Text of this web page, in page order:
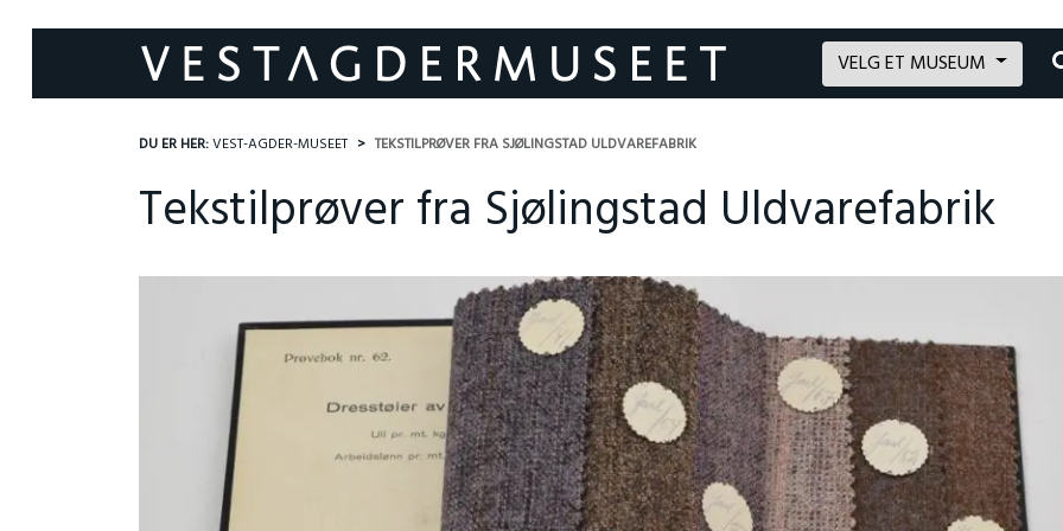
VELG ET MUSEUM
DU ER HER:VEST-AGDER-MUSEET TEKSTILPRØVER FRA SJØLINGSTAD ULDVAREFABRIK
Tekstilprøver fra Sjølingstad Uldvarefabrik